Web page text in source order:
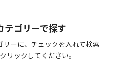
テゴリーで探す
リーに、チェックを入れて検索
リックしてください。